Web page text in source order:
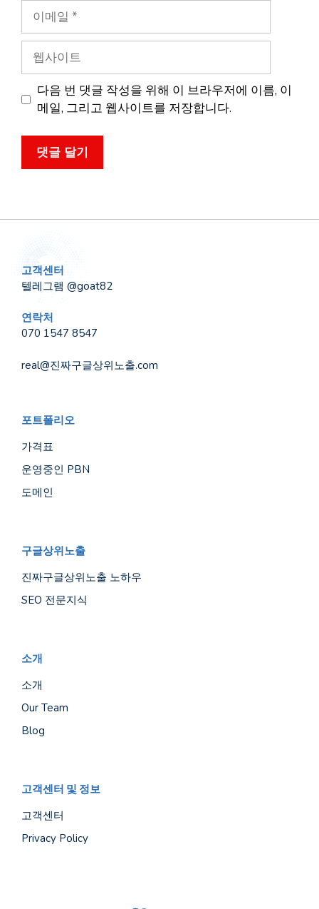
일
트
다음 번 댓글 작성을 위해 이 브라우저에 이름, 이
메일, 그리고 웹사이트를 저장합니다.
고객센터
텔레그램 @goat82
연락처
070 1547 8547
real@진짜구글상위노출.com
포트폴리오
가격표
운영중인 PBN
도메인
구글상위노출
진짜구글상위노출 노하우
SEO 전문지식
소개
소개
Our Team
Blog
고객센터 및 정보
고객센터
Privacy Policy